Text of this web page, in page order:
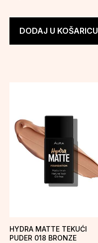
DODAJ U KOŠARICU
HYDRA MATTE TEKUĆI
PUDER 018 BRONZE